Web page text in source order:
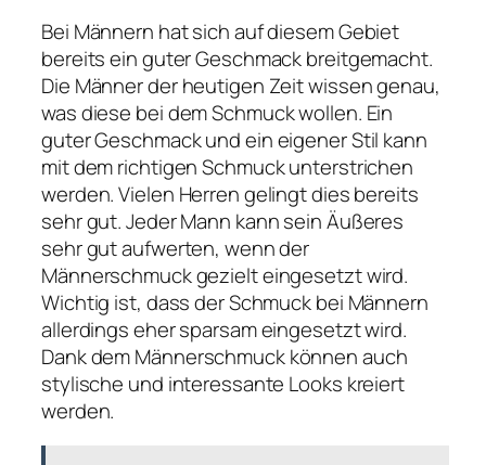
Bei Männern hat sich auf diesem Gebiet
bereits ein guter Geschmack breitgemacht.
Die Männer der heutigen Zeit wissen genau,
was diese bei dem Schmuck wollen. Ein
guter Geschmack und ein eigener Stil kann
mit dem richtigen Schmuck unterstrichen
werden. Vielen Herren gelingt dies bereits
sehr gut. Jeder Mann kann sein Äußeres
sehr gut aufwerten, wenn der
Männerschmuck gezielt eingesetzt wird.
Wichtig ist, dass der Schmuck bei Männern
allerdings eher sparsam eingesetzt wird.
Dank dem Männerschmuck können auch
stylische und interessante Looks kreiert
werden.